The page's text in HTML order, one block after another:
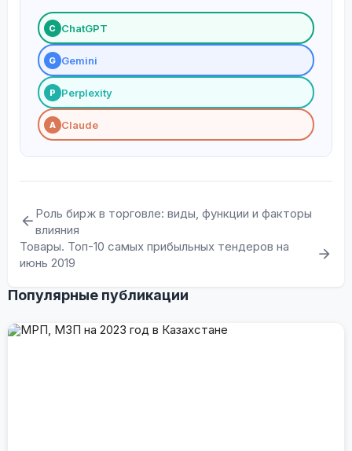
С ChatGPT
G Gemini
P Perplexity
A Claude
Роль бирж в торговле: виды, функции и факторы
влияния
Товары. Топ-10 самых прибыльных тендеров на
июнь 2019
Популярные публикации